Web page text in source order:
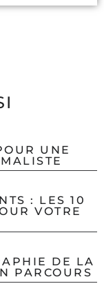
UNE
: LES 10
VOTRE
DE LA
PARCOURS